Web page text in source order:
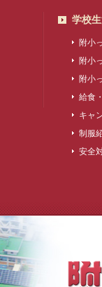
学校
附小
附小
附小
給食
キャ
制服
安全